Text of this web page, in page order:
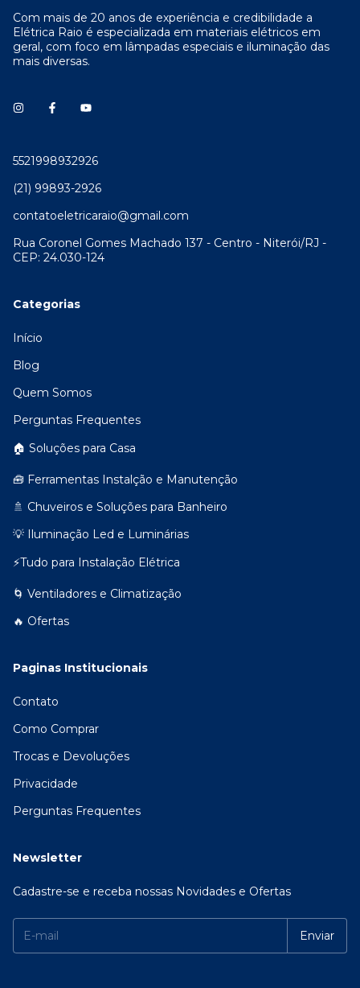
Com mais de 20 anos de experiência e credibilidade a
Elétrica Raio é especializada em materiais elétricos em
geral, com foco em lâmpadas especiais e iluminação das
mais diversas.
5521998932926
(21) 99893-2926
contatoeletricaraio@gmail.com
Rua Coronel Gomes Machado 137 - Centro - Niterói/RJ -
CEP: 24.030-124
Categorias
Início
Blog
Quem Somos
Perguntas Frequentes
🏠 Soluções para Casa
🧰 Ferramentas Instalção e Manutenção
🚿 Chuveiros e Soluções para Banheiro
💡 Iluminação Led e Luminárias
⚡Tudo para Instalação Elétrica
🌀 Ventiladores e Climatização
🔥 Ofertas
Paginas Institucionais
Contato
Como Comprar
Trocas e Devoluções
Privacidade
Perguntas Frequentes
Newsletter
Cadastre-se e receba nossas Novidades e Ofertas